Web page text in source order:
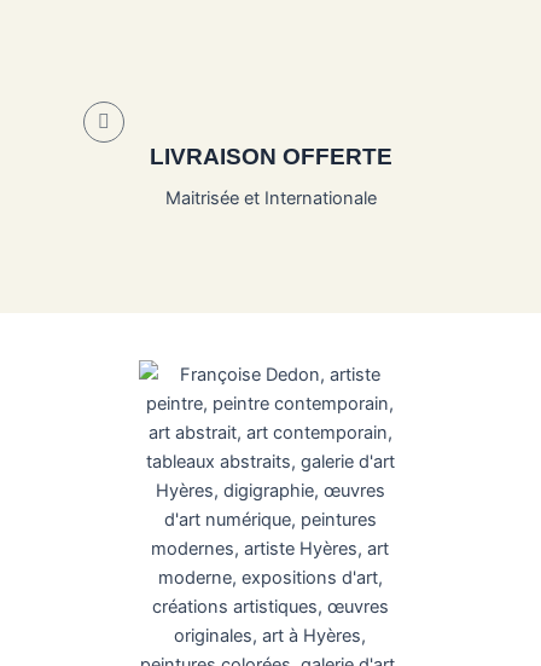
LIVRAISON OFFERTE
Maitrisée et Internationale